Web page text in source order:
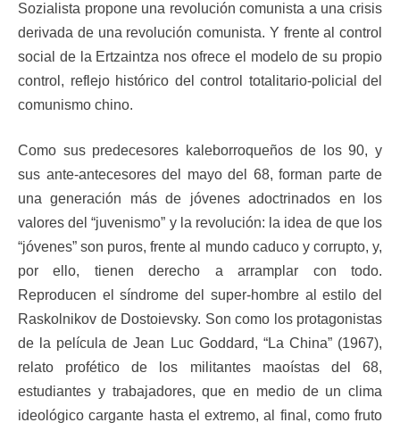
Sozialista propone una revolución comunista a una crisis
derivada de una revolución comunista. Y frente al control
social de la Ertzaintza nos ofrece el modelo de su propio
control, reflejo histórico del control totalitario-policial del
comunismo chino.
Como sus predecesores kaleborroqueños de los 90, y
sus ante-antecesores del mayo del 68, forman parte de
una generación más de jóvenes adoctrinados en los
valores del “juvenismo” y la revolución: la idea de que los
“jóvenes” son puros, frente al mundo caduco y corrupto, y,
por ello, tienen derecho a arramplar con todo.
Reproducen el síndrome del super-hombre al estilo del
Raskolnikov de Dostoievsky. Son como los protagonistas
de la película de Jean Luc Goddard, “La China” (1967),
relato profético de los militantes maoístas del 68,
estudiantes y trabajadores, que en medio de un clima
ideológico cargante hasta el extremo, al final, como fruto